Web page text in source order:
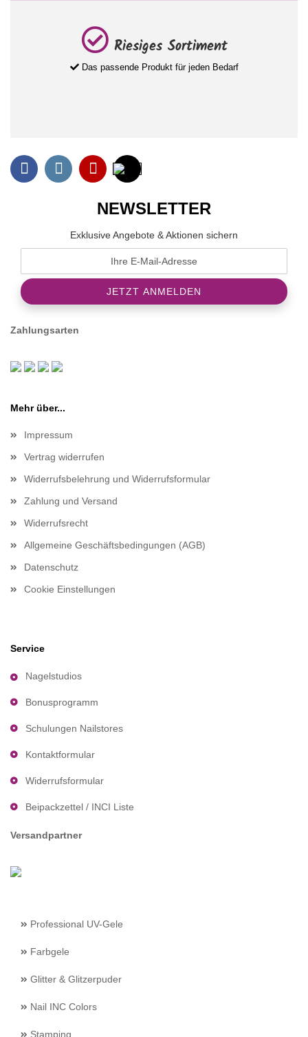
Riesiges Sortiment
Das passende Produkt für jeden Bedarf
NEWSLETTER
Exklusive Angebote & Aktionen sichern
Zahlungsarten
Mehr über...
Impressum
Vertrag widerrufen
Widerrufsbelehrung und Widerrufsformular
Zahlung und Versand
Widerrufsrecht
Allgemeine Geschäftsbedingungen (AGB)
Datenschutz
Cookie Einstellungen
Service
Nagelstudios
Bonusprogramm
Schulungen Nailstores
Kontaktformular
Widerrufsformular
Beipackzettel / INCI Liste
Versandpartner
Professional UV-Gele
Farbgele
Glitter & Glitzerpuder
Nail INC Colors
Stamping